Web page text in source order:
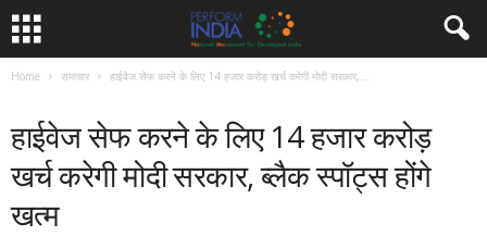
Home समाचार हाईवेज सेफ करने के लिए 14 हजार करोड़ खर्च करेगी मोदी सरकार,...
हाईवेज सेफ करने के लिए 14 हजार करोड़
खर्च करेगी मोदी सरकार, ब्लैक स्पॉट्स होंगे
खत्म